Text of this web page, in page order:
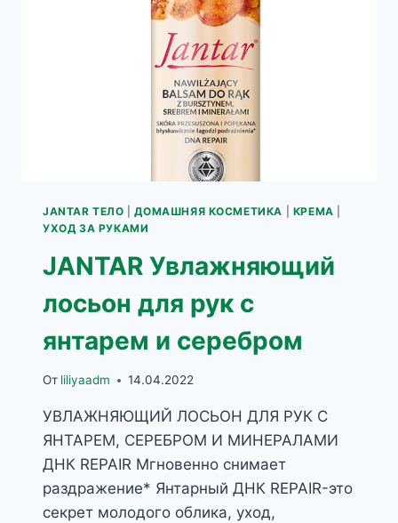
JANTAR ТЕЛО |ДОМАШНЯЯ КОСМЕТИКА КРЕМА
УХОД ЗА РУКАМИ
JANTAR Увлажняющий
лосьон для рук с
янтарем и серебром
От liliyaadm 14.04.2022
УВЛАЖНЯЮЩИЙ ЛОСЬОН ДЛЯ РУК С
ЯНТАРЕМ, СЕРЕБРОМ И МИНЕРАЛАМИ
ДНК REPAIR Мгновенно снимает
раздражение* Янтарный ДНК REPAIR-это
секрет молодого облика, уход,